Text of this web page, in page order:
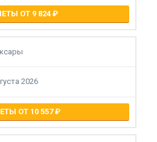
ОТ 9 824
2026
ОТ 10 557